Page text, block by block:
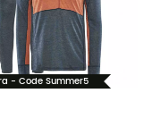
- Code Summer5